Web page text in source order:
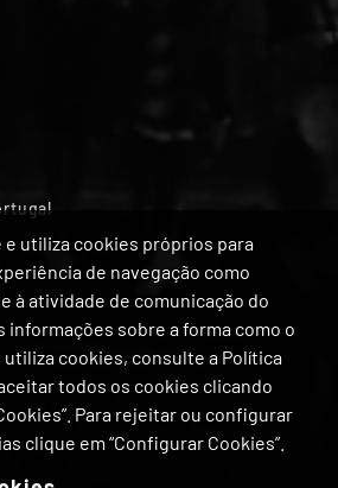
e utiliza cookies próprios para
de navegação como
à atividade de comunicação do
informações sobre a forma como o
utiliza cookies, consulte a Política
todos os cookies clicando
Para rejeitar ou configurar
clique em “Configurar Cookies”.